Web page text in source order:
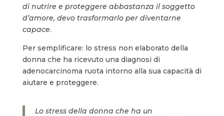
di nutrire e proteggere abbastanza il soggetto
d’amore, devo trasformarlo per diventarne
capace.
Per semplificare: lo stress non elaborato della
donna che ha ricevuto una diagnosi di
adenocarcinoma ruota intorno alla sua capacità di
aiutare e proteggere.
Lo stress della donna che ha un